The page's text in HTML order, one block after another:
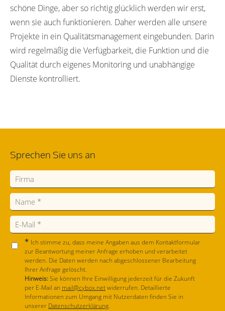
schöne Dinge, aber so richtig glücklich werden wir erst,
wenn sie auch funktionieren. Daher werden alle unsere
Projekte in ein Qualitätsmanagement eingebunden. Darin
wird regelmäßig die Verfügbarkeit, die Funktion und die
Qualität durch eigenes Monitoring und unabhängige
Dienste kontrolliert.
Sprechen Sie uns an
* Ich stimme zu, dass meine Angaben aus dem Kontaktformular
zur Beantwortung meiner Anfrage erhoben und verarbeitet
werden. Die Daten werden nach abgeschlossener Bearbeitung
Ihrer Anfrage gelöscht.
Hinweis:Sie können Ihre Einwilligung jederzeit für die Zukunft
per E-Mail an mail@cybox.netwiderrufen. Detaillierte
Informationen zum Umgang mit Nutzerdaten finden Sie in
unserer Datenschutzerklärung.